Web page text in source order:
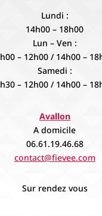
Lundi :
14h00 – 18h00
Lun – Ven :
– 12h00 / 14h00 –
Samedi :
– 12h00 / 14h00 –
Avallon
A domicile
06.61.19.46.68
contact@fievee.com
Sur rendez vous